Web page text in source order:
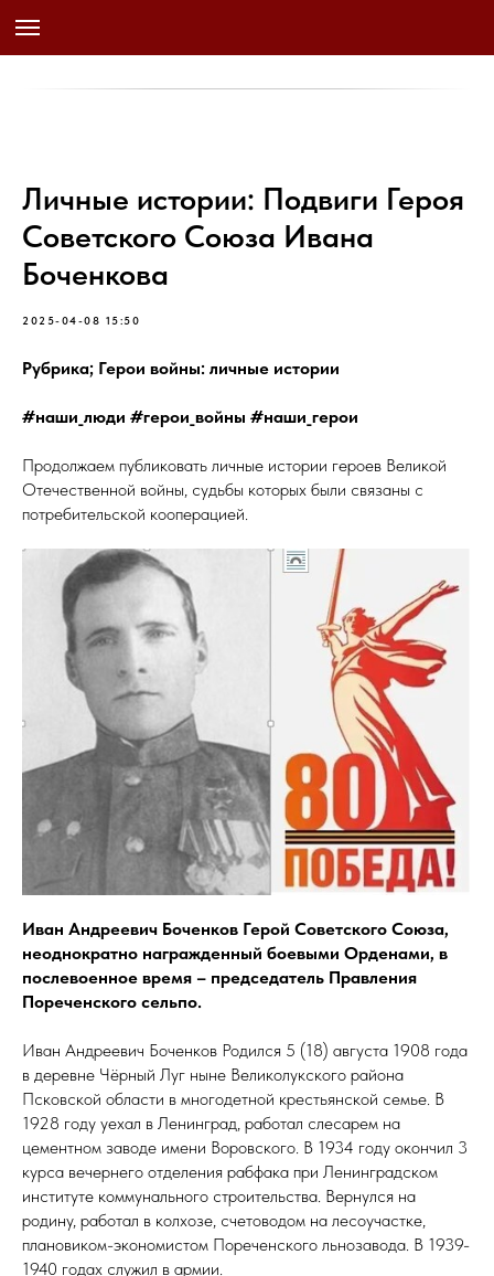
Личные истории: Подвиги Героя
Советского Союза Ивана
Боченкова
2025-04-08 15:50
Рубрика; Герои войны: личные истории
#наши_люди #герои_войны #наши_герои
Продолжаем публиковать личные истории героев Великой
Отечественной войны, судьбы которых были связаны с
потребительской кооперацией.
Иван Андреевич Боченков Герой Советского Союза,
неоднократно награжденный боевыми Орденами, в
послевоенное время – председатель Правления
Пореченского сельпо.
Иван Андреевич Боченков Родился 5 (18) августа 1908 года
в деревне Чёрный Луг ныне Великолукского района
Псковской области в многодетной крестьянской семье. В
1928 году уехал в Ленинград, работал слесарем на
цементном заводе имени Воровского. В 1934 году окончил 3
курса вечернего отделения рабфака при Ленинградском
институте коммунального строительства. Вернулся на
родину, работал в колхозе, счетоводом на лесоучастке,
плановиком-экономистом Пореченского льнозавода. В 1939-
1940 годах служил в армии.